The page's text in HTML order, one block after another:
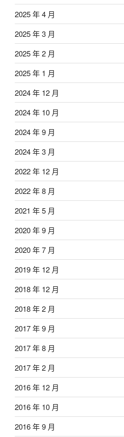
2025 年 4 月
2025 年 3 月
2025 年 2 月
2025 年 1 月
2024 年 12 月
2024 年 10 月
2024 年 9 月
2024 年 3 月
2022 年 12 月
2022 年 8 月
2021 年 5 月
2020 年 9 月
2020 年 7 月
2019 年 12 月
2018 年 12 月
2018 年 2 月
2017 年 9 月
2017 年 8 月
2017 年 2 月
2016 年 12 月
2016 年 10 月
2016 年 9 月